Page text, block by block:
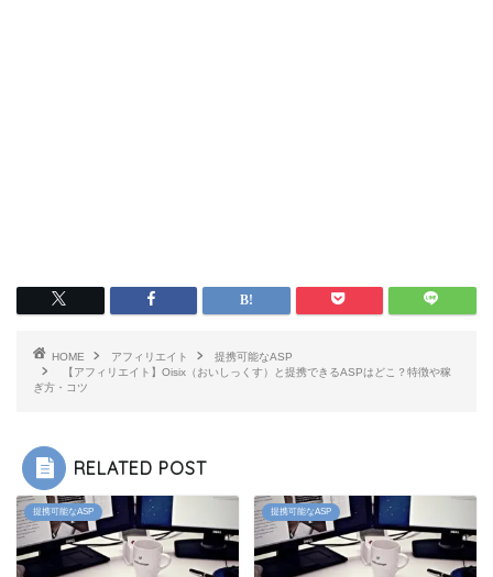
HOME アフィリエイト
提携可能なASP
【アフィリエイト】Oisix（おいしっくす）と提携できるASPはどこ？特徴や稼
ぎ方・コツ
RELATED POST
提携可能なASP 提携可能なASP